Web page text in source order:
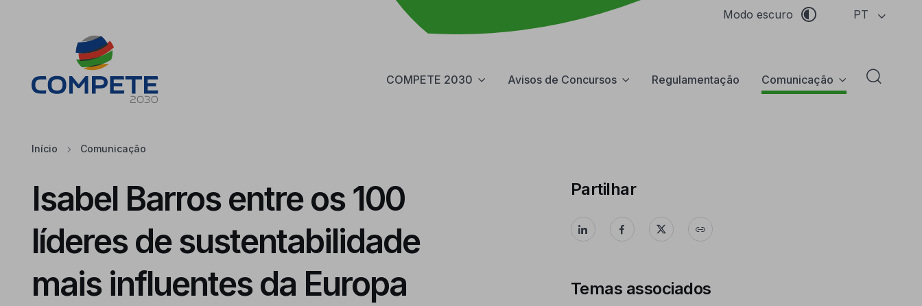
Modo escuro PT
COMPETE 2030 Avisos de Concursos Regulamentação Comunicação Abrir
Início Comunicação
Isabel Barros entre os 100
líderes de sustentabilidade
mais influentes da Europa
Partilhar
Temas associados